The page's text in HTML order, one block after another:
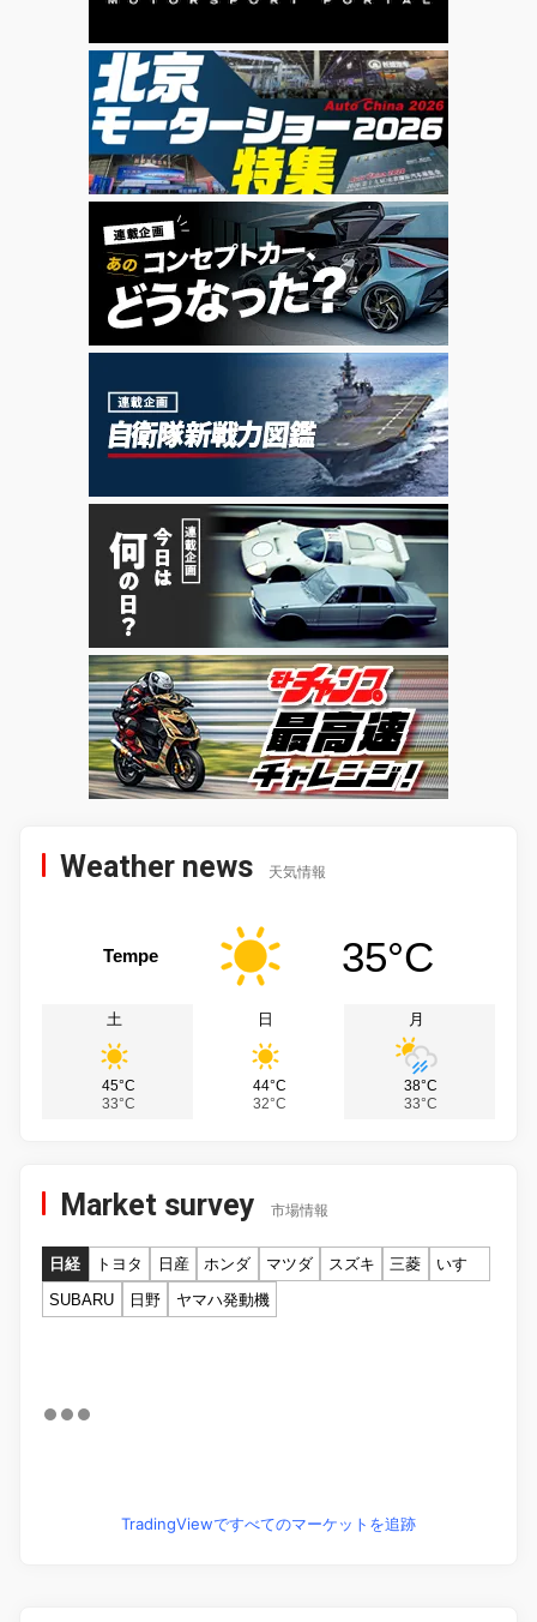
Weather news 天気情報
Tempe 35°C
土
45°C
33°C
日
44°C
32°C
月
38°C
33°C
Market survey 市場情報
日経 トヨタ 日産 ホンダ マツダ スズキ 三菱
いすゞ
SUBARU
日野 ヤマハ発動機
TradingViewですべてのマーケットを追跡